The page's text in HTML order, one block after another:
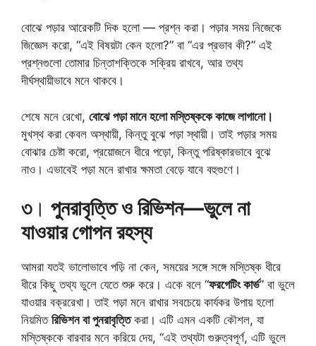
বোঝে পড়ার আরেকটি দিক হলো — প্রশ্ন করা। পড়ার সময় নিজেকে
জিজ্ঞেস করো, “এই বিষয়টা কেন হলো?” বা “এর প্রভাব কী?” এই
প্রশ্নগুলো তোমার চিন্তাশক্তিকে সক্রিয় রাখবে, আর তথ্য
দীর্ঘস্থায়ীভাবে মনে থাকবে।
শেষে মনে রেখো, বোঝে পড়া মানে হলো মস্তিষ্ককে কাজে লাগানো।
মুখস্থ করা কেবল অস্থায়ী, কিন্তু বুঝে পড়া স্থায়ী। তাই পড়ার সময়
বোঝার চেষ্টা করো, প্রয়োজনে ধীরে পড়ো, কিন্তু পরিষ্কারভাবে বুঝে
নাও। এভাবেই পড়া মনে রাখার ক্ষমতা বেড়ে যাবে বহুগুণে।
৩। পুনরাবৃত্তি ও রিভিশন—ভুলে না
যাওয়ার গোপন রহস্য
আমরা যতই ভালোভাবে পড়ি না কেন, সময়ের সঙ্গে সঙ্গে মস্তিষ্ক ধীরে
ধীরে কিছু তথ্য ভুলে যেতে শুরু করে। একে বলে “ফরগেটিং কার্ভ” বা ভুলে
যাওয়ার বক্ররেখা। তাই পড়া মনে রাখার সবচেয়ে কার্যকর উপায় হলো
নিয়মিত রিভিশন বা পুনরাবৃত্তিকরা। এটি এমন একটি কৌশল, যা
মস্তিষ্ককে বারবার মনে করিয়ে দেয়, “এই তথ্যটা গুরুত্বপূর্ণ, এটি ভুলে